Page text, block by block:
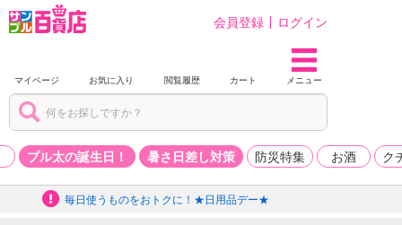
会員登録 ログイン
マイページ お気に入り 閲覧履歴 カート メニュー
プル太の誕生日！ 暑さ日差し対策 防災特集 お酒 ク
毎日使うものをおトクに！★日用品デー★